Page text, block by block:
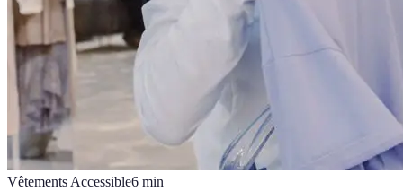
Vêtements Accessible6 min